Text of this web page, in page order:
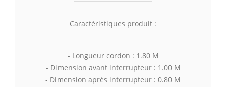
Caractéristiques produit :
- Longueur cordon : 1.80 M
- Dimension avant interrupteur : 1.00 M
- Dimension après interrupteur : 0.80 M